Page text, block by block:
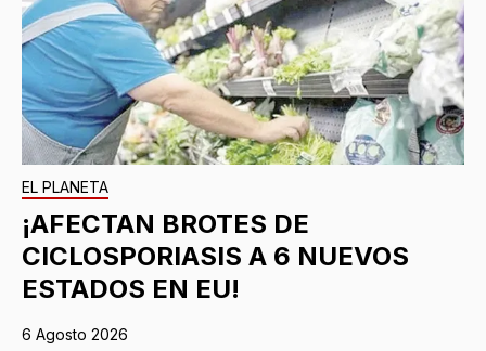
EL PLANETA
¡AFECTAN BROTES DE
CICLOSPORIASIS A 6 NUEVOS
ESTADOS EN EU!
6 Agosto 2026